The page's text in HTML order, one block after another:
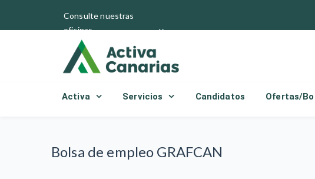
Consulte nuestras
oficinas
Activa Servicios Candidatos Ofertas/
Bolsa de empleo GRAFCAN